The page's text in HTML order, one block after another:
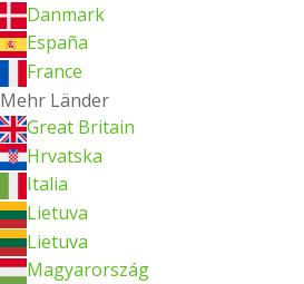
Danmark
España
France
Mehr Länder
Great Britain
Hrvatska
Italia
Lietuva
Lietuva
Magyarország